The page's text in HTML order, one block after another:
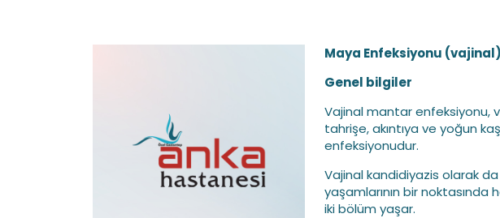
Maya Enfeksiyonu (vajinal)
Genel bilgiler
Vajinal mantar enfeksiyonu,
tahrişe, akıntıya ve yoğun
enfeksiyonudur.
Vajinal kandidiyazis olarak
yaşamlarının bir noktasında
iki bölüm yaşar.